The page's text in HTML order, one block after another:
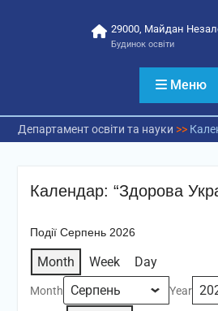
29000, Майдан
Будинок освіти
Меню
Департамент освіти та науки >>
Календар: “Здорова
Події Серпень 2026
Month Week Day
Month Year